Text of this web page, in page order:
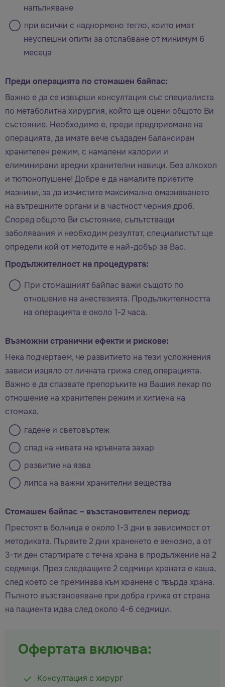
напълняване
при всички с наднормено тегло, които имат
неуспешни опити за отслабване от минимум 6
месеца
Преди операцията по стомашен байпас:
Важно е да се извърши консултация със специалиста
по метаболитна хирургия, който ще оцени общото Ви
състояние. Необходимо е, преди предприемане на
операцията, да имате вече създаден балансиран
хранителен режим, с намалени калории и
елиминирани вредни хранителни навици. Без алкохол
и тютюнопушене! Добре е да намалите приетите
мазнини, за да изчистите максимално омазняването
на вътрешните органи и в частност черния дроб.
Според общото Ви състояние, съпътстващи
заболявания и необходим резултат, специалистът ще
определи кой от методите е най-добър за Вас.
Продължителност на процедурата:
При стомашният байпас важи същото по
отношение на анестезията. Продължителността
на операцията е около 1-2 часа.
Възможни странични ефекти и рискове:
Нека подчертаем, че развитието на тези усложнения
зависи изцяло от личната грижа след операцията.
Важно е да спазвате препоръките на Вашия лекар по
отношение на хранителен режим и хигиена на
стомаха.
гадене и световъртеж
спад на нивата на кръвната захар
развитие на язва
липса на важни хранителни вещества
Стомашен байпас – възстановителен период:
Престоят в болница е около 1-3 дни в зависимост от
методиката. Първите 2 дни храненето е венозно, а от
3-ти ден стартирате с течна храна в продължение на 2
седмици. През следващите 2 седмици храната е каша,
след което се преминава към хранене с твърда храна.
Пълното възстановяване при добра грижа от страна
на пациента идва след около 4-6 седмици.
Офертата включва:
Консултация с хирург